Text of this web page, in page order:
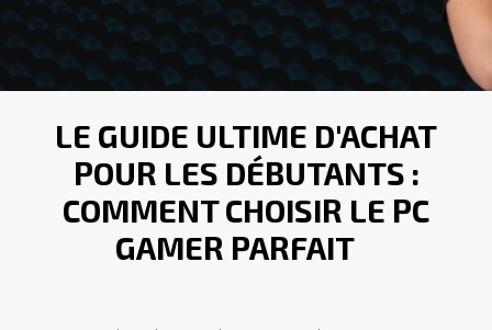
LE GUIDE ULTIME D'ACHAT
POUR LES DÉBUTANTS :
COMMENT CHOISIR LE PC
GAMER PARFAIT